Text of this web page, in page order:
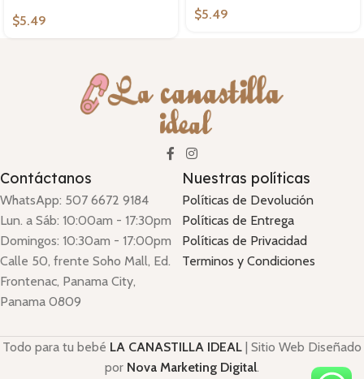
$5.49 $5.49
Contáctanos
WhatsApp: 507 6672 9184
Lun. a Sáb: 10:00am - 17:30pm
Domingos: 10:30am - 17:00pm
Calle 50, frente Soho Mall, Ed.
Frontenac, Panama City,
Panama 0809
Nuestras políticas
Políticas de Devolución
Políticas de Entrega
Políticas de Privacidad
Terminos y Condiciones
Todo para tu bebé LA CANASTILLA IDEAL | Sitio Web Diseñado
por Nova Marketing Digital.